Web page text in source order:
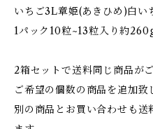
いちご3L章姫(あきひめ)白い
1パック10粒~13粒入り約
2箱セットで送料同じ商品がご
ご希望の個数の商品を追加致
別の商品とお買い合わせも